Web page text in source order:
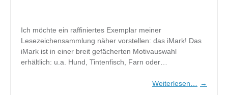
Ich möchte ein raffiniertes Exemplar meiner
Lesezeichensammlung näher vorstellen: das iMark! Das
iMark ist in einer breit gefächerten Motivauswahl
erhältlich: u.a. Hund, Tintenfisch, Farn oder…
Weiterlesen… →